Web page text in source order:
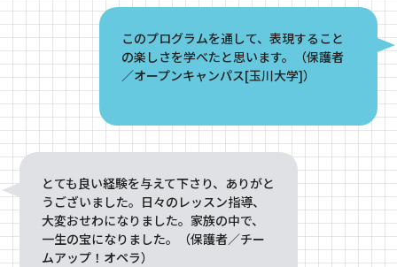
このプログラムを通して、表現すること
の楽しさを学べたと思います。（保護者
／オープンキャンパス[玉川大学]）
とても良い経験を与えて下さり、ありがと
うございました。日々のレッスン指導、
大変おせわになりました。家族の中で、
一生の宝になりました。（保護者／チー
ムアップ！オペラ）